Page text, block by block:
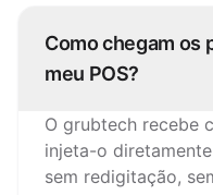
Como chegam os
meu POS?
O grubtech recebe
injeta-o
sem redigitação,